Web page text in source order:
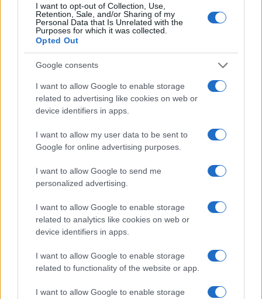
I want to opt-out of Collection, Use,
Retention, Sale, and/or Sharing of my
Personal Data that Is Unrelated with the
Purposes for which it was collected.
Opted Out
Google consents
I want to allow Google to enable storage
related to advertising like cookies on web or
device identifiers in apps.
I want to allow my user data to be sent to
Google for online advertising purposes.
I want to allow Google to send me
personalized advertising.
I want to allow Google to enable storage
related to analytics like cookies on web or
device identifiers in apps.
I want to allow Google to enable storage
related to functionality of the website or app.
I want to allow Google to enable storage
daGoogle News
Condividi l'articolo
F
a
b
o
T
w
te
Pi
n
re
W
h
at
s
p
p
S
h
re
Prossimo articolo
NOTIZIE RECENTI
Incendio nella notte a Olbia, a fuoco due furgoni
A fuoco un deposito con bombole, intervento dei
vigili del fuoco a Rudalza